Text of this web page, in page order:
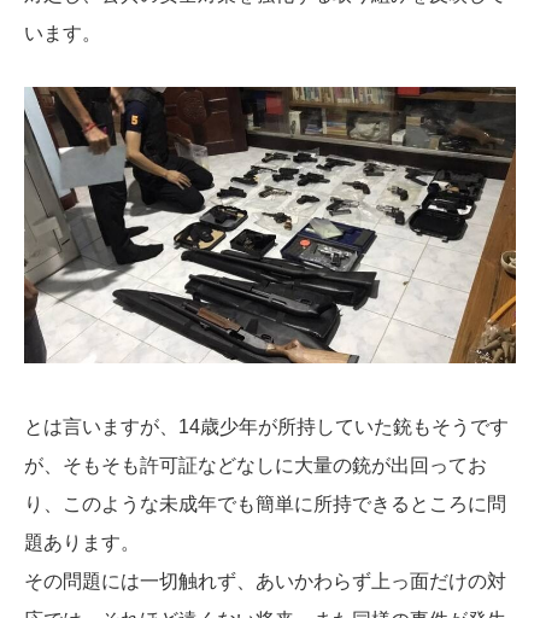
います。
とは言いますが、14歳少年が所持していた銃もそうです
が、そもそも許可証などなしに大量の銃が出回ってお
り、このような未成年でも簡単に所持できるところに問
題あります。
その問題には一切触れず、あいかわらず上っ面だけの対